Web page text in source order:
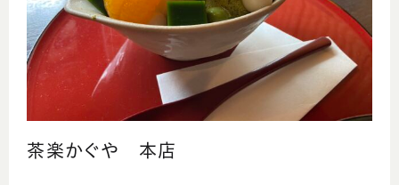
茶楽かぐや 本店